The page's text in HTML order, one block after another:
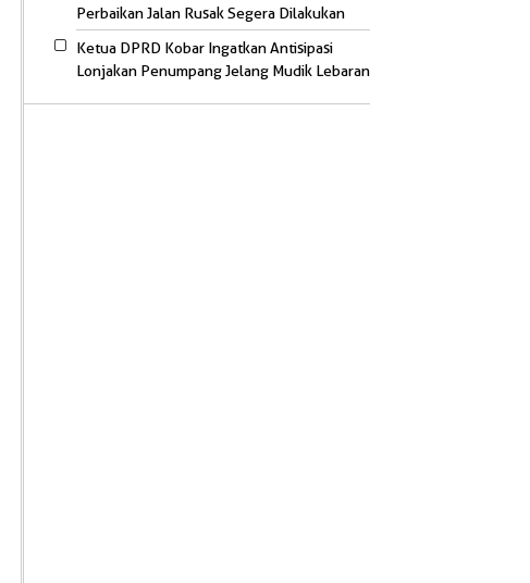
Perbaikan Jalan Rusak Segera Dilakukan
Ketua DPRD Kobar Ingatkan Antisipasi
Lonjakan Penumpang Jelang Mudik Lebaran